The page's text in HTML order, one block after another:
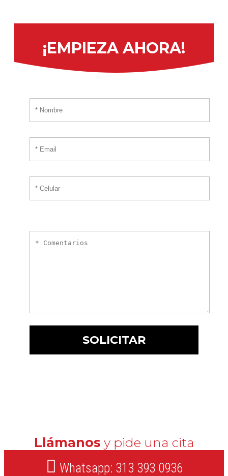
¡EMPIEZA AHORA!
Llámanos y pide una cita
Whatsapp: 313 393 0936